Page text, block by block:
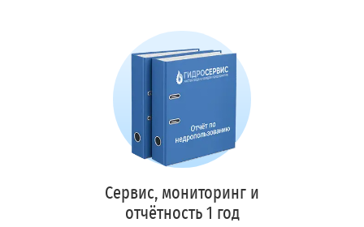
Сервис, мониторинг и
отчётность 1 год